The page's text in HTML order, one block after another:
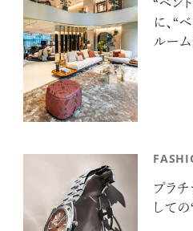
“ベン
に、“
ルー
プラ
して